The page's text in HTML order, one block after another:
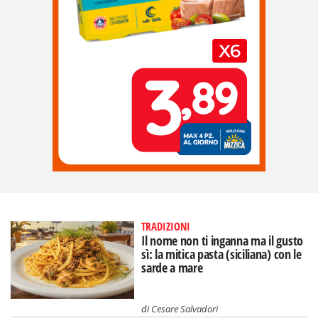
TRADIZIONI
Il nome non ti inganna ma il gusto
sì: la mitica pasta (siciliana) con le
sarde a mare
diCesare Salvadori